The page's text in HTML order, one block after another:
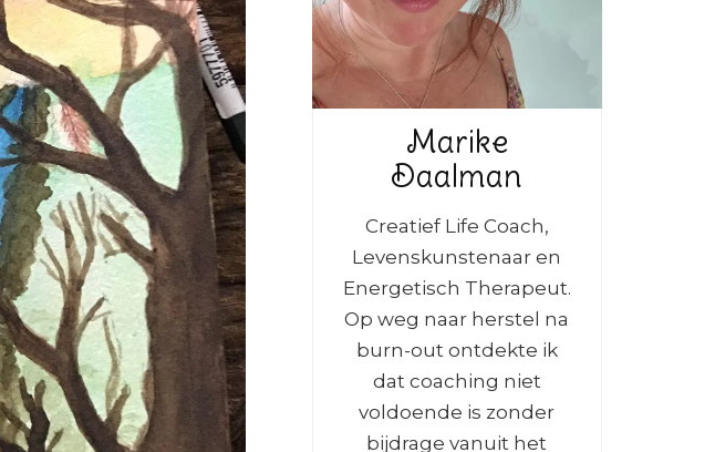
Marike
Daalman
Creatief Life Coach,
Levenskunstenaar en
Energetisch Therapeut.
Op weg naar herstel na
burn-out ontdekte ik
dat coaching niet
voldoende is zonder
bijdrage vanuit het